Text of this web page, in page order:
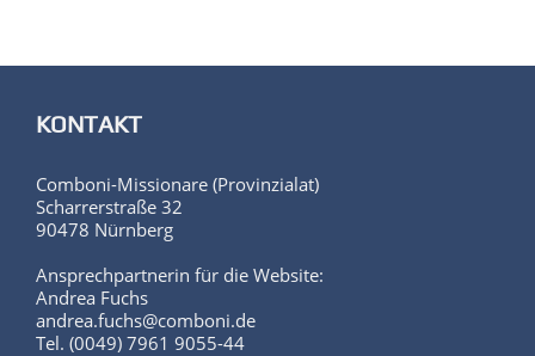
KONTAKT
Comboni-Missionare (Provinzialat)
Scharrerstraße 32
90478 Nürnberg
Ansprechpartnerin für die Website:
Andrea Fuchs
andrea.fuchs@comboni.de
Tel. (0049) 7961 9055-44